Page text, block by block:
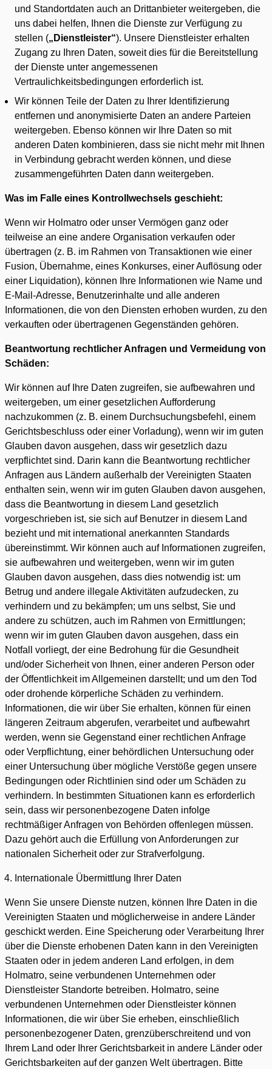
und Standortdaten auch an Drittanbieter weitergeben, die
uns dabei helfen, Ihnen die Dienste zur Verfügung zu
stellen („Dienstleister“). Unsere Dienstleister erhalten
Zugang zu Ihren Daten, soweit dies für die Bereitstellung
der Dienste unter angemessenen
Vertraulichkeitsbedingungen erforderlich ist.
Wir können Teile der Daten zu Ihrer Identifizierung
entfernen und anonymisierte Daten an andere Parteien
weitergeben. Ebenso können wir Ihre Daten so mit
anderen Daten kombinieren, dass sie nicht mehr mit Ihnen
in Verbindung gebracht werden können, und diese
zusammengeführten Daten dann weitergeben.
Was im Falle eines Kontrollwechsels geschieht:
Wenn wir Holmatro oder unser Vermögen ganz oder
teilweise an eine andere Organisation verkaufen oder
übertragen (z. B. im Rahmen von Transaktionen wie einer
Fusion, Übernahme, eines Konkurses, einer Auflösung oder
einer Liquidation), können Ihre Informationen wie Name und
E-Mail-Adresse, Benutzerinhalte und alle anderen
Informationen, die von den Diensten erhoben wurden, zu den
verkauften oder übertragenen Gegenständen gehören.
Beantwortung rechtlicher Anfragen und Vermeidung von
Schäden:
Wir können auf Ihre Daten zugreifen, sie aufbewahren und
weitergeben, um einer gesetzlichen Aufforderung
nachzukommen (z. B. einem Durchsuchungsbefehl, einem
Gerichtsbeschluss oder einer Vorladung), wenn wir im guten
Glauben davon ausgehen, dass wir gesetzlich dazu
verpflichtet sind. Darin kann die Beantwortung rechtlicher
Anfragen aus Ländern außerhalb der Vereinigten Staaten
enthalten sein, wenn wir im guten Glauben davon ausgehen,
dass die Beantwortung in diesem Land gesetzlich
vorgeschrieben ist, sie sich auf Benutzer in diesem Land
bezieht und mit international anerkannten Standards
übereinstimmt. Wir können auch auf Informationen zugreifen,
sie aufbewahren und weitergeben, wenn wir im guten
Glauben davon ausgehen, dass dies notwendig ist: um
Betrug und andere illegale Aktivitäten aufzudecken, zu
verhindern und zu bekämpfen; um uns selbst, Sie und
andere zu schützen, auch im Rahmen von Ermittlungen;
wenn wir im guten Glauben davon ausgehen, dass ein
Notfall vorliegt, der eine Bedrohung für die Gesundheit
und/oder Sicherheit von Ihnen, einer anderen Person oder
der Öffentlichkeit im Allgemeinen darstellt; und um den Tod
oder drohende körperliche Schäden zu verhindern.
Informationen, die wir über Sie erhalten, können für einen
längeren Zeitraum abgerufen, verarbeitet und aufbewahrt
werden, wenn sie Gegenstand einer rechtlichen Anfrage
oder Verpflichtung, einer behördlichen Untersuchung oder
einer Untersuchung über mögliche Verstöße gegen unsere
Bedingungen oder Richtlinien sind oder um Schäden zu
verhindern. In bestimmten Situationen kann es erforderlich
sein, dass wir personenbezogene Daten infolge
rechtmäßiger Anfragen von Behörden offenlegen müssen.
Dazu gehört auch die Erfüllung von Anforderungen zur
nationalen Sicherheit oder zur Strafverfolgung.
Internationale Übermittlung Ihrer Daten
Wenn Sie unsere Dienste nutzen, können Ihre Daten in die
Vereinigten Staaten und möglicherweise in andere Länder
geschickt werden. Eine Speicherung oder Verarbeitung Ihrer
über die Dienste erhobenen Daten kann in den Vereinigten
Staaten oder in jedem anderen Land erfolgen, in dem
Holmatro, seine verbundenen Unternehmen oder
Dienstleister Standorte betreiben. Holmatro, seine
verbundenen Unternehmen oder Dienstleister können
Informationen, die wir über Sie erheben, einschließlich
personenbezogener Daten, grenzüberschreitend und von
Ihrem Land oder Ihrer Gerichtsbarkeit in andere Länder oder
Gerichtsbarkeiten auf der ganzen Welt übertragen. Bitte